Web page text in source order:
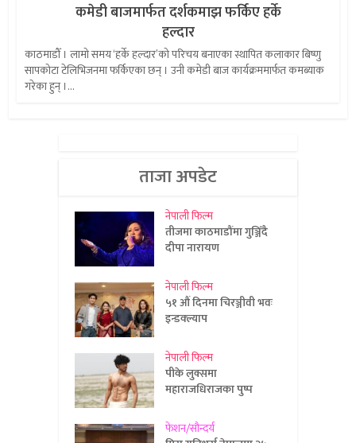
कमेडी बाजमार्फत दर्शकमाझ फर्किए हर्के
हल्दार
काठमाडौँ । लामो समय ‘हर्के हल्दार’को परिचय बनाएका स्थापित कलाकार बिष्णु
सापकोटा टेलिभिजनमा फर्किएका छन् । उनी कमेडी बाज कार्यक्रममार्फत कमब्याक
गरेका हुन् ।...
ताजा अपडेट
नेपाली फिल्म
तीजमा काठमाडौंमा गुञ्जिँदै
दीपा नारायण
नेपाली फिल्म
५१ औं दिनमा चिरञ्जीवी भवः
इन्डक्ल्याप
नेपाली फिल्म
पीके लुक्समा
महाराजधिराजका पुष्प
फेशन/सौन्दर्य